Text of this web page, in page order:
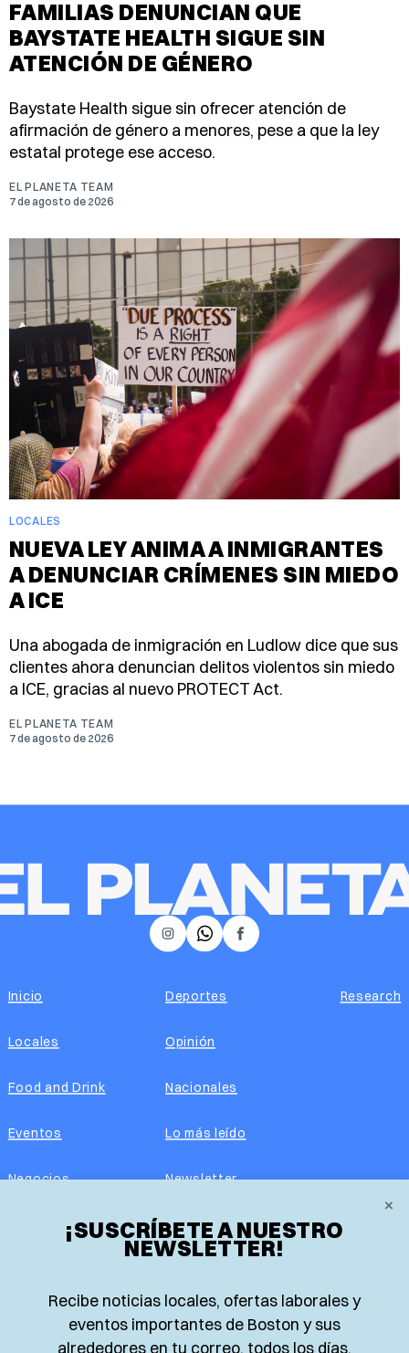
FAMILIAS DENUNCIAN QUE
BAYSTATE HEALTH SIGUE SIN
ATENCIÓN DE GÉNERO
Baystate Health sigue sin ofrecer atención de
afirmación de género a menores, pese a que la ley
estatal protege ese acceso.
EL PLANETA TEAM
7 de agosto de 2026
LOCALES
NUEVA LEY ANIMA A INMIGRANTES
A DENUNCIAR CRÍMENES SIN MIEDO
A ICE
Una abogada de inmigración en Ludlow dice que sus
clientes ahora denuncian delitos violentos sin miedo
a ICE, gracias al nuevo PROTECT Act.
EL PLANETA TEAM
7 de agosto de 2026
×
¡SUSCRÍBETE A NUESTRO
NEWSLETTER!
Recibe noticias locales, ofertas laborales y
eventos importantes de Boston y sus
alrededores en tu correo, todos los días.
𝕏 Facebook
Instagram
Inicio
Locales
Food and Drink
Eventos
Negocios
Real Estate
Guía de Recursos
Deportes
Opinión
Nacionales
Lo más leído
Newsletter
Edición impresa
Advertise with us
Research